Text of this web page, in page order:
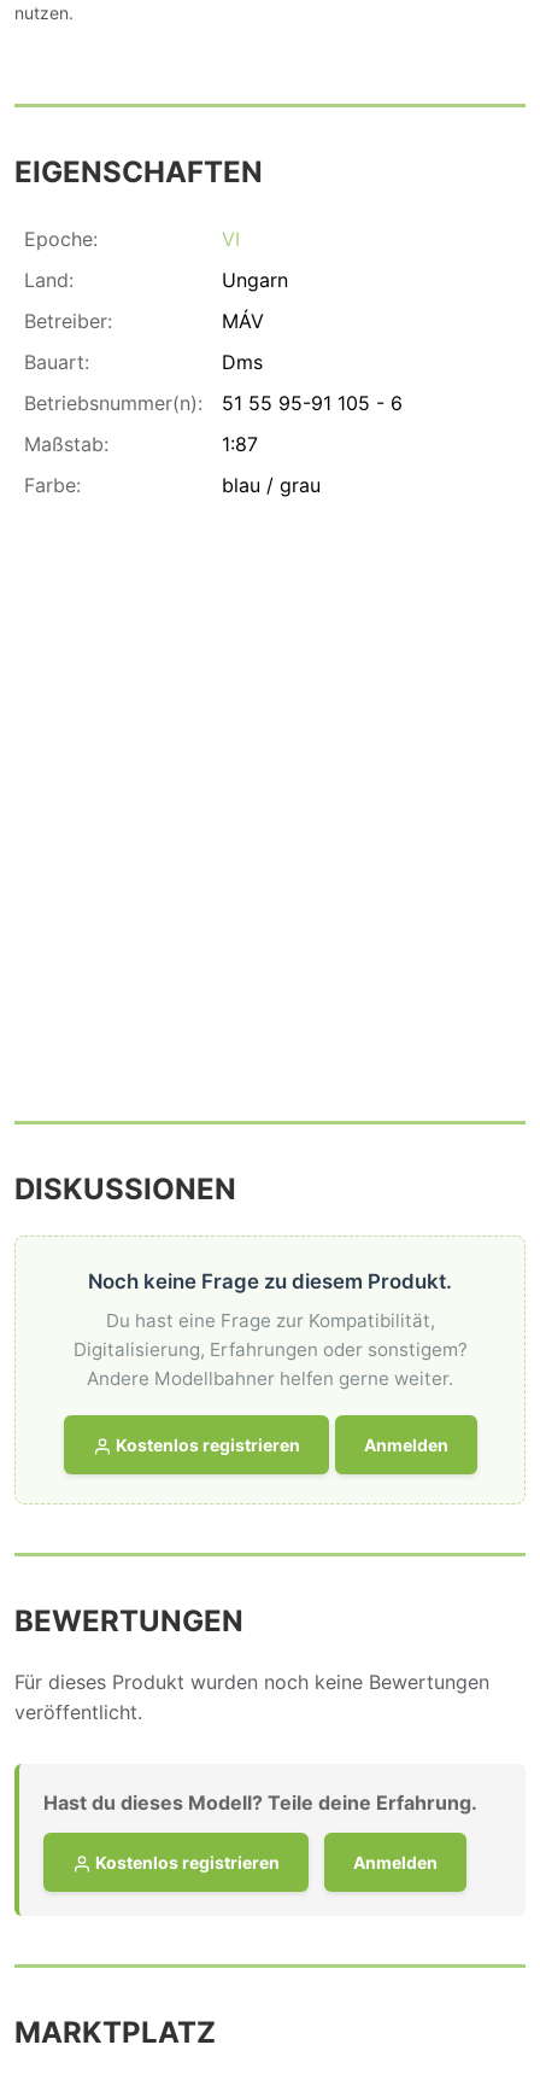
nutzen.
EIGENSCHAFTEN
Epoche:
VI
Land:
Ungarn
Betreiber:
MÁV
Bauart:
Dms
Betriebsnummer(n):
51 55 95-91 105 - 6
Maßstab:
1:87
Farbe:
blau / grau
DISKUSSIONEN
Noch keine Frage zu diesem Produkt.
Du hast eine Frage zur Kompatibilität,
Digitalisierung, Erfahrungen oder sonstigem?
Andere Modellbahner helfen gerne weiter.
Kostenlos registrieren Anmelden
BEWERTUNGEN
Für dieses Produkt wurden noch keine Bewertungen
veröffentlicht.
Hast du dieses Modell? Teile deine Erfahrung.
Kostenlos registrieren Anmelden
MARKTPLATZ